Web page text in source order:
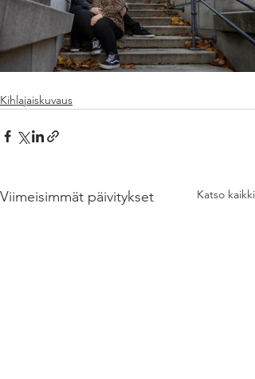
Kihlajaiskuvaus
Viimeisimmät päivitykset Katso kaikki